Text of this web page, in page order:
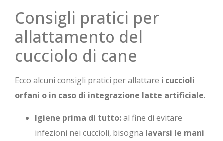
Consigli pratici per
allattamento del
cucciolo di cane
Ecco alcuni consigli pratici per allattare i cuccioli
orfani o in caso di integrazione latte artificiale.
Igiene prima di tutto:al fine di evitare
infezioni nei cuccioli, bisogna lavarsi le mani